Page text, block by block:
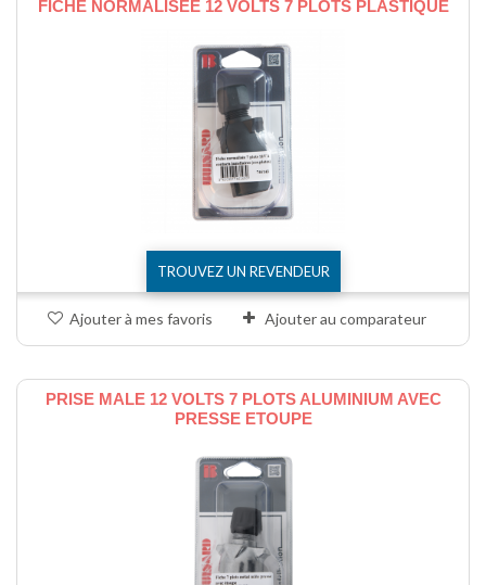
FICHE NORMALISEE 12 VOLTS 7 PLOTS PLASTIQUE
TROUVEZ UN REVENDEUR
Ajouter à mes favoris Ajouter au comparateur
PRISE MALE 12 VOLTS 7 PLOTS ALUMINIUM AVEC
PRESSE ETOUPE